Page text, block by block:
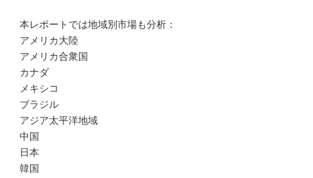
本レポートでは地域別市場も分析：
アメリカ大陸
アメリカ合衆国
カナダ
メキシコ
ブラジル
アジア太平洋地域
中国
日本
韓国